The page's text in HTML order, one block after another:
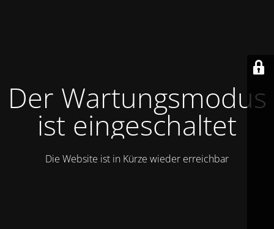
Der Wartungsmodus
ist eingeschaltet
Die Website ist in Kürze wieder erreichbar